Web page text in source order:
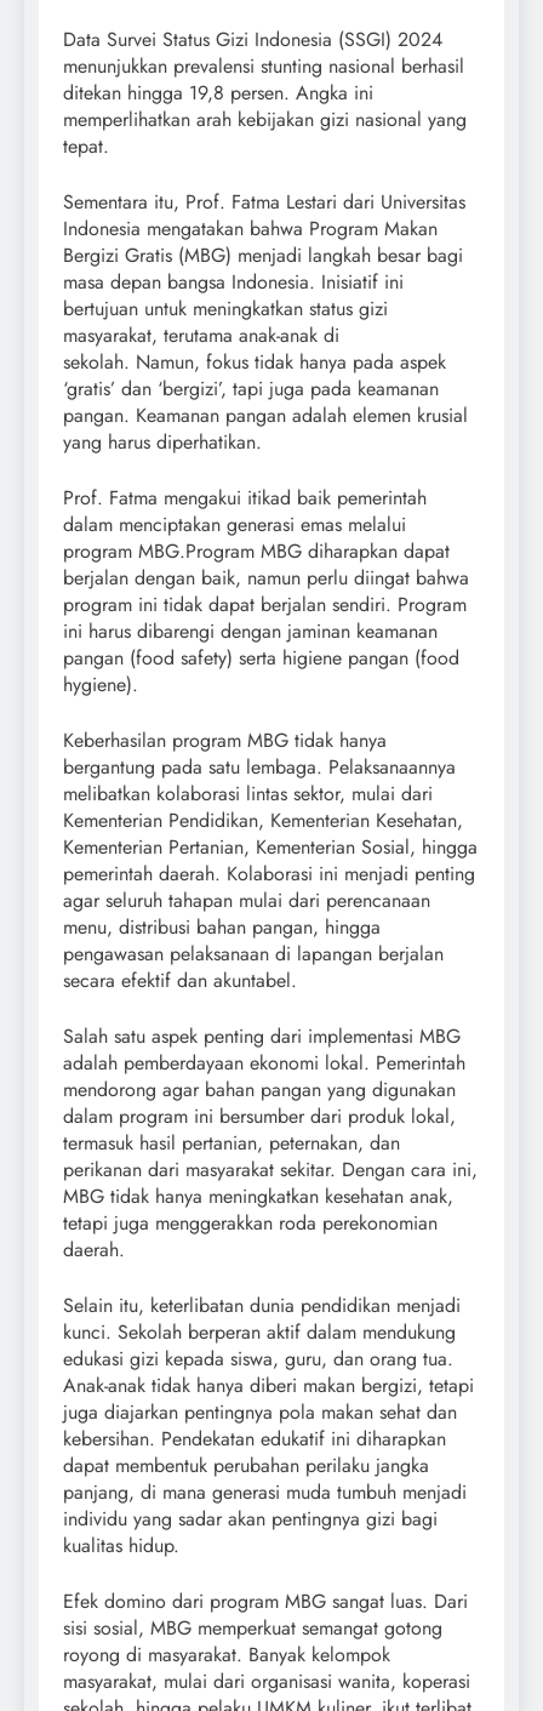
Data Survei Status Gizi Indonesia (SSGI) 2024
menunjukkan prevalensi stunting nasional berhasil
ditekan hingga 19,8 persen. Angka ini
memperlihatkan arah kebijakan gizi nasional yang
tepat.
Sementara itu, Prof. Fatma Lestari dari Universitas
Indonesia mengatakan bahwa Program Makan
Bergizi Gratis (MBG) menjadi langkah besar bagi
masa depan bangsa Indonesia. Inisiatif ini
bertujuan untuk meningkatkan status gizi
masyarakat, terutama anak-anak di
sekolah. Namun, fokus tidak hanya pada aspek
‘gratis’ dan ‘bergizi’, tapi juga pada keamanan
pangan. Keamanan pangan adalah elemen krusial
yang harus diperhatikan.
Prof. Fatma mengakui itikad baik pemerintah
dalam menciptakan generasi emas melalui
program MBG.Program MBG diharapkan dapat
berjalan dengan baik, namun perlu diingat bahwa
program ini tidak dapat berjalan sendiri. Program
ini harus dibarengi dengan jaminan keamanan
pangan (food safety) serta higiene pangan (food
hygiene).
Keberhasilan program MBG tidak hanya
bergantung pada satu lembaga. Pelaksanaannya
melibatkan kolaborasi lintas sektor, mulai dari
Kementerian Pendidikan, Kementerian Kesehatan,
Kementerian Pertanian, Kementerian Sosial, hingga
pemerintah daerah. Kolaborasi ini menjadi penting
agar seluruh tahapan mulai dari perencanaan
menu, distribusi bahan pangan, hingga
pengawasan pelaksanaan di lapangan berjalan
secara efektif dan akuntabel.
Salah satu aspek penting dari implementasi MBG
adalah pemberdayaan ekonomi lokal. Pemerintah
mendorong agar bahan pangan yang digunakan
dalam program ini bersumber dari produk lokal,
termasuk hasil pertanian, peternakan, dan
perikanan dari masyarakat sekitar. Dengan cara ini,
MBG tidak hanya meningkatkan kesehatan anak,
tetapi juga menggerakkan roda perekonomian
daerah.
Selain itu, keterlibatan dunia pendidikan menjadi
kunci. Sekolah berperan aktif dalam mendukung
edukasi gizi kepada siswa, guru, dan orang tua.
Anak-anak tidak hanya diberi makan bergizi, tetapi
juga diajarkan pentingnya pola makan sehat dan
kebersihan. Pendekatan edukatif ini diharapkan
dapat membentuk perubahan perilaku jangka
panjang, di mana generasi muda tumbuh menjadi
individu yang sadar akan pentingnya gizi bagi
kualitas hidup.
Efek domino dari program MBG sangat luas. Dari
sisi sosial, MBG memperkuat semangat gotong
royong di masyarakat. Banyak kelompok
masyarakat, mulai dari organisasi wanita, koperasi